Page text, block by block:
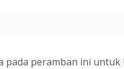
pada peramban ini